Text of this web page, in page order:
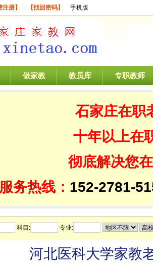
注册】 【找回密码】 手机版
做家教 教员库 专职教师
石家庄在职
十年以上在
彻底解决您
务热线： 152-2781-
科目: 专业:
河北医科大学家教